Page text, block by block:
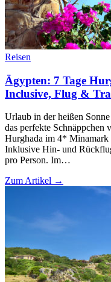
Reisen
Ägypten: 7 Tage
Inclusive, Flug &
Urlaub in der heißen
das perfekte
Hurghada im 4*
Inklusive Hin- und
pro Person. Im…
Zum Artikel →